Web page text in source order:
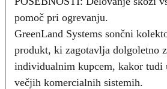
pomoč pri ogrevanju.
GreenLand Systems sončni
produkt, ki zagotavlja dolgoletno
individualnim kupcem, kakor tudi
večjih komercialnih sistemih.